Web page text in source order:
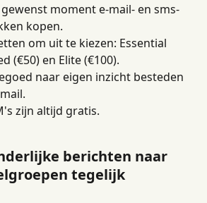
moment e-mail- en sms-
kopen.
om uit te kiezen: Essential
(€50) en Elite (€100).
naar eigen inzicht besteden
zijn altijd gratis.
berichten naar
tegelijk